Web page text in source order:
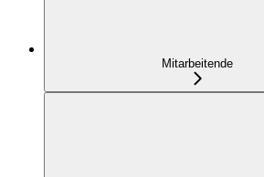
Mitarbeitende